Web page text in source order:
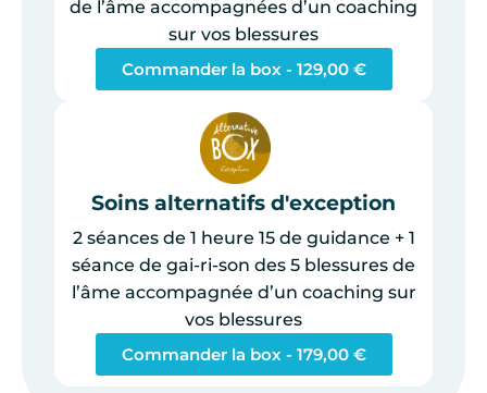
de l’âme accompagnées d’un coaching
sur vos blessures
Commander la box - 129,00 €
Soins alternatifs d'exception
2 séances de 1 heure 15 de guidance + 1
séance de gai-ri-son des 5 blessures de
l’âme accompagnée d’un coaching sur
vos blessures
Commander la box - 179,00 €